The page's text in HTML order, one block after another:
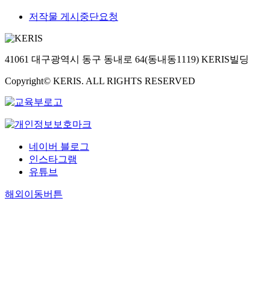
저작물 게시중단요청
41061 대구광역시 동구 동내로 64(동내동1119) KERIS빌딩
Copyright© KERIS. ALL RIGHTS RESERVED
네이버 블로그
인스타그램
유튜브
해외이동버튼